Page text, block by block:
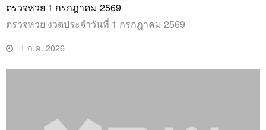
ตรวจหวย 1 กรกฎาคม 2569
ตรวจหวย งวดประจำวันที่ 1 กรกฎาคม 2569
1 ก.ค. 2026